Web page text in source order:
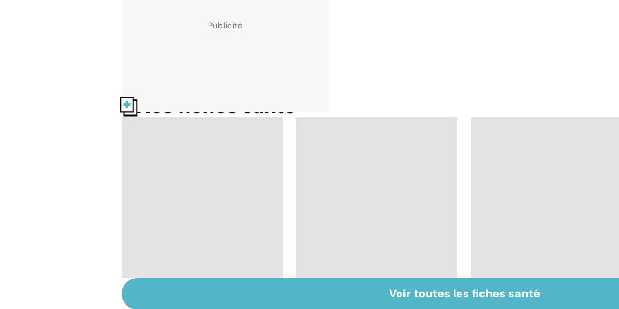
Nos fiches santé
Nécrose : quand les
Voir toutes les fiches santé